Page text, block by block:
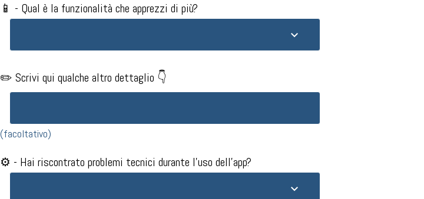
📱 - Qual è la funzionalità che apprezzi di più?​
✏️ Scrivi qui qualche altro dettaglio 👇
(facoltativo)
⚙️ - Hai riscontrato problemi tecnici durante l'uso dell'app?​